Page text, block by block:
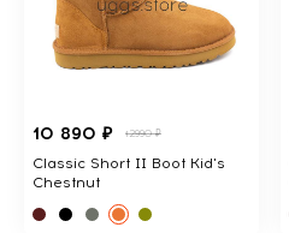
10 890 ₽ 12990 ₽
Classic Short II Boot Kid's
Chestnut